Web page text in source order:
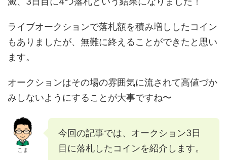
ライブオークションで落札額を積み増ししたコイン
もありましたが、無難に終えることができたと思い
ます。
オークションはその場の雰囲気に流されて高値づか
みしないようにすることが大事ですね〜
こま
今回の記事では、オークション3日
目に落札したコインを紹介します。